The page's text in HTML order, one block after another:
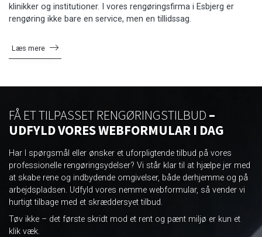
klinikker og institutioner. I vores rengøringsfirma i Esbjerg er
rengøring ikke bare en service, men en tillidssag.
Læs mere
FÅ ET TILPASSET RENGØRINGSTILBUD –
UDFYLD VORES WEBFORMULAR I DAG
Har I spørgsmål eller ønsker et uforpligtende tilbud på vores
professionelle rengøringsydelser? Vi står klar til at hjælpe jer med
at skabe rene og indbydende omgivelser, både derhjemme og på
arbejdspladsen. Udfyld vores nemme webformular, så vender vi
hurtigt tilbage med et skræddersyet tilbud.
Tøv ikke – det første skridt mod et rent og pænt miljø er kun et
klik væk.